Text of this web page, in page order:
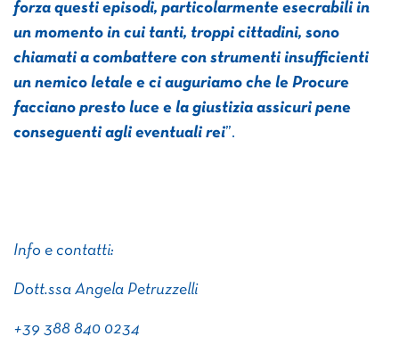
forza questi episodi, particolarmente esecrabili in
un momento in cui tanti, troppi cittadini, sono
chiamati a combattere con strumenti insufficienti
un nemico letale e ci auguriamo che le Procure
facciano presto luce e la giustizia assicuri pene
conseguenti agli eventuali rei”.
Info e contatti:
Dott.ssa Angela Petruzzelli
+39 388 840 0234